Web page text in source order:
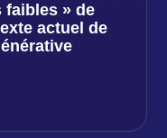
faibles » de
actuel de